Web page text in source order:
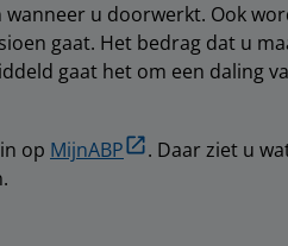
u doorwerkt. Ook
gaat. Het bedrag dat u
gaat het om een daling
op MijnABP
. Daar ziet u